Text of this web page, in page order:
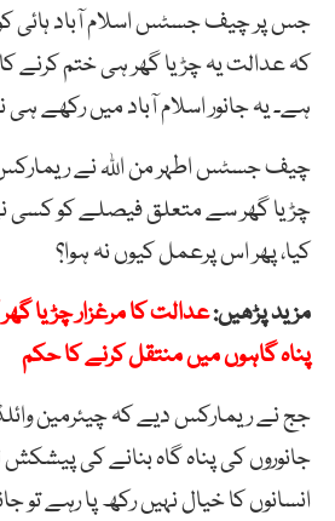
جس پر چیف جسٹس اسلام آباد ہائی
کہ عدالت یہ چڑیا گھر ہی ختم
ہے۔ یہ جانور اسلام آباد میں رکھے
چیف جسٹس اطہر من اللہ نے
چڑیا گھر سے متعلق فیصلے کو کسی
کیا، پھر اس پرعمل کیوں نہ ہوا؟
مزید پڑھیں:عدالت کا مرغزار چڑیا
پناہ گاہوں میں منتقل کرنے کا حکم
جج نے ریمارکس دیے کہ چیئرمین
جانوروں کی پناہ گاہ بنانے کی
انسانوں کا خیال نہیں رکھ پا رہے تو